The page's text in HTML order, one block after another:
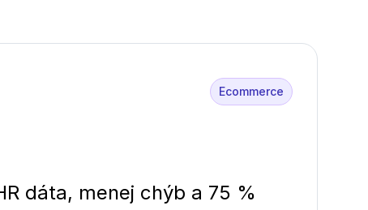
Ecommerce
dáta, menej chýb a 75 %